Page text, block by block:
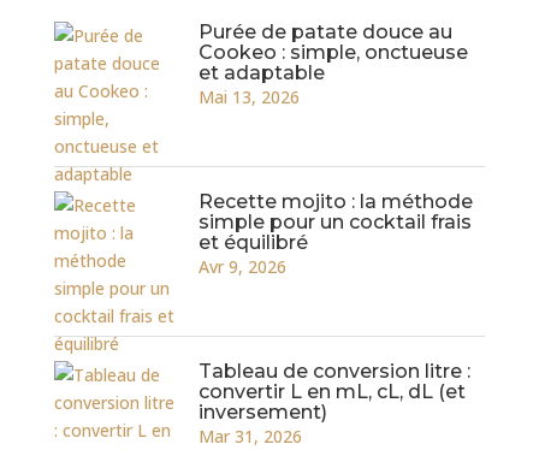
Purée de patate douce au
Cookeo : simple, onctueuse
et adaptable
Mai 13, 2026
Recette mojito : la méthode
simple pour un cocktail frais
et équilibré
Avr 9, 2026
Tableau de conversion litre :
convertir L en mL, cL, dL (et
inversement)
Mar 31, 2026